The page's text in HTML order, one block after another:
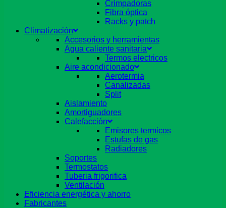
Crimpadoras
Fibra óptica
Racks y patch
Climatización
Accesorios y herramientas
Agua caliente sanitaria
Termos electricos
Aire acondicionado
Aerotermia
Canalizadas
Split
Aislamiento
Amortiguadores
Calefacción
Emisores termicos
Estufas de gas
Radiadores
Soportes
Termostatos
Tuberia frigorifica
Ventilación
Eficiencia energética y ahorro
Fabricantes